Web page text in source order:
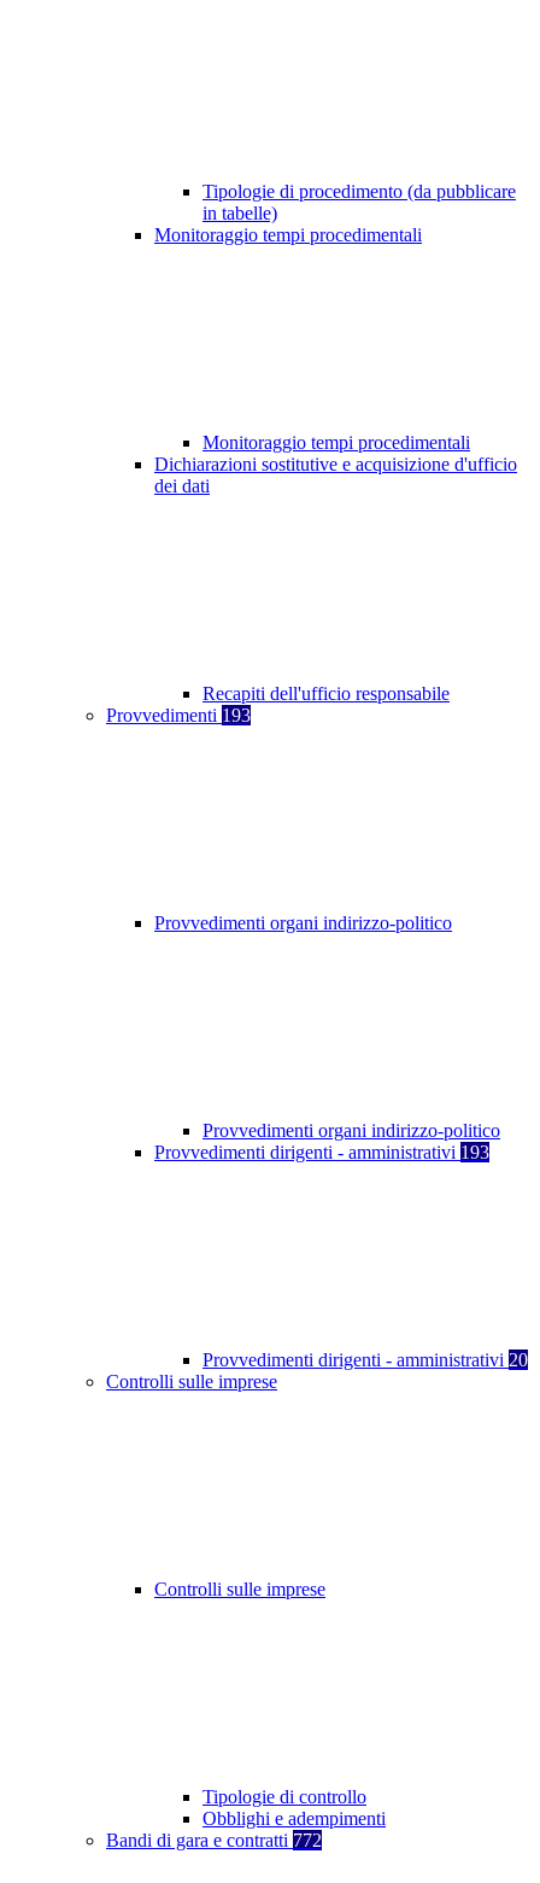
Tipologie di procedimento (da pubblicare
in tabelle)
Monitoraggio tempi procedimentali
Monitoraggio tempi procedimentali
Dichiarazioni sostitutive e acquisizione d'ufficio
dei dati
Recapiti dell'ufficio responsabile
Provvedimenti 193
Provvedimenti organi indirizzo-politico
Provvedimenti organi indirizzo-politico
Provvedimenti dirigenti - amministrativi 193
Provvedimenti dirigenti - amministrativi 20
Controlli sulle imprese
Controlli sulle imprese
Tipologie di controllo
Obblighi e adempimenti
Bandi di gara e contratti 772